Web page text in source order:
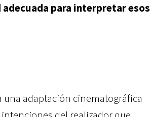
para interpretar esos
adaptación cinematográfica